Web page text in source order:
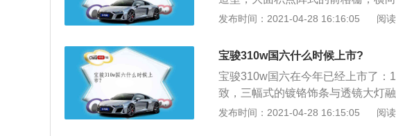
能在3600到4600转每分钟时输出最
喷技术，并且使用了铝合金缸盖缸
紧凑型suv的后悬架都会使用扭力梁
且这种悬架的结构简单，成本也很
的宝骏4s店试驾一下。
C、D柱等设计；2、车身侧面，横
体，悬浮式车顶。新车长宽高分别
20mm；3、科技配置方面，欧尚科
动智能钥匙、蓝牙\/车载电话等智能
0版本。其中，10寸中控大屏支持
发布时间：2021-04-28 16:16:05 阅
宝骏310w国六什么时候上市?
宝骏310w国六在今年已经上市了：
致，三幅式的镀铬饰条与透镜大灯
独特的尾灯组具有较高辨识度，使
发布时间：2021-04-28 16:15:05 阅